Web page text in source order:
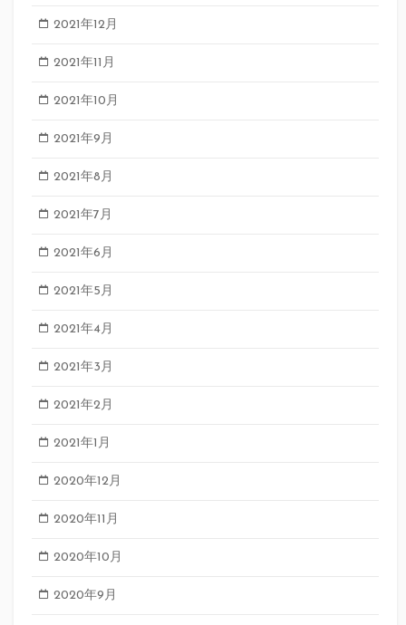
2021年12月
2021年11月
2021年10月
2021年9月
2021年8月
2021年7月
2021年6月
2021年5月
2021年4月
2021年3月
2021年2月
2021年1月
2020年12月
2020年11月
2020年10月
2020年9月